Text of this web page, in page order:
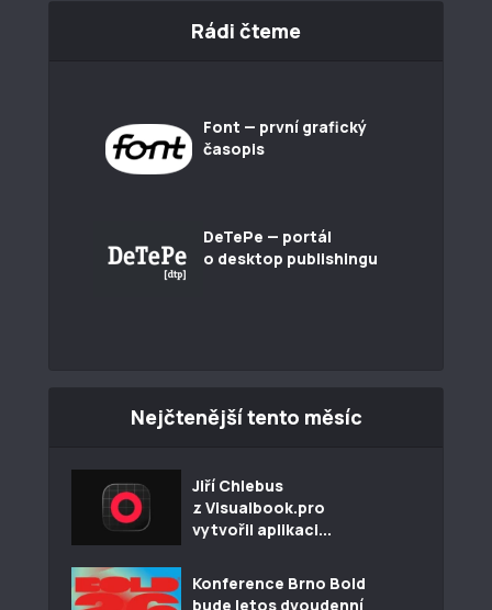
Rádi čteme
Font — první grafický
časopis
DeTePe — portál
o desktop publishingu
Nejčtenější tento měsíc
Jiří Chlebus
z Visualbook.pro
vytvořil aplikaci...
Konference Brno Bold
bude letos dvoudenní